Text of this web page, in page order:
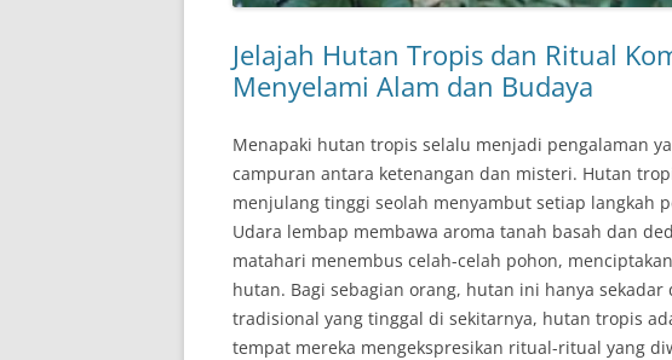
Jelajah Hutan Tropis dan Ritual
Menyelami Alam dan Budaya
Menapaki hutan tropis selalu menjadi pengalaman
campuran antara ketenangan dan misteri. Hutan
menjulang tinggi seolah menyambut setiap langkah
Udara lembap membawa aroma tanah basah dan
matahari menembus celah-celah pohon,
hutan. Bagi sebagian orang, hutan ini hanya
tradisional yang tinggal di sekitarnya, hutan tropis
tempat mereka mengekspresikan ritual-ritual yang